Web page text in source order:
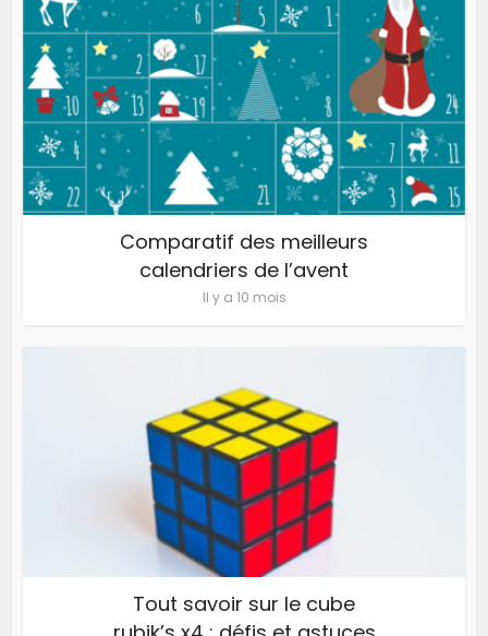
Comparatif des meilleurs
calendriers de l’avent
Il y a 10 mois
Tout savoir sur le cube